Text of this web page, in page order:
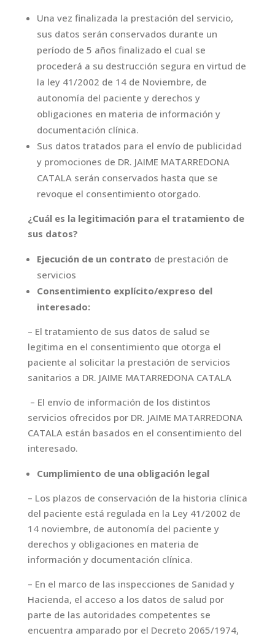
Una vez finalizada la prestación del servicio,
sus datos serán conservados durante un
período de 5 años finalizado el cual se
procederá a su destrucción segura en virtud de
la ley 41/2002 de 14 de Noviembre, de
autonomía del paciente y derechos y
obligaciones en materia de información y
documentación clínica.
Sus datos tratados para el envío de publicidad
y promociones de DR. JAIME MATARREDONA
CATALA serán conservados hasta que se
revoque el consentimiento otorgado.
¿Cuál es la legitimación para el tratamiento de
sus datos?
Ejecución de un contrato de prestación de
servicios
Consentimiento explícito/expreso del
interesado:
– El tratamiento de sus datos de salud se
legitima en el consentimiento que otorga el
paciente al solicitar la prestación de servicios
sanitarios a DR. JAIME MATARREDONA CATALA
– El envío de información de los distintos
servicios ofrecidos por DR. JAIME MATARREDONA
CATALA están basados en el consentimiento del
interesado.
Cumplimiento de una obligación legal
– Los plazos de conservación de la historia clínica
del paciente está regulada en la Ley 41/2002 de
14 noviembre, de autonomía del paciente y
derechos y obligaciones en materia de
información y documentación clínica.
– En el marco de las inspecciones de Sanidad y
Hacienda, el acceso a los datos de salud por
parte de las autoridades competentes se
encuentra amparado por el Decreto 2065/1974,